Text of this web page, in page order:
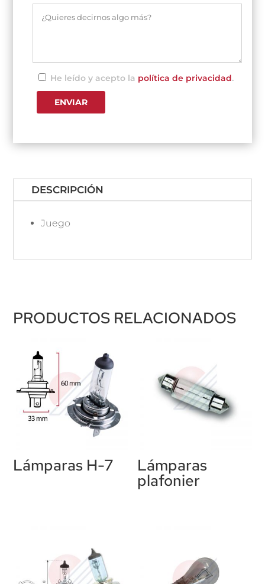
He leído y acepto la política de privacidad.
DESCRIPCIÓN
Juego
PRODUCTOS RELACIONADOS
Lámparas H-7 Lámparas
plafonier